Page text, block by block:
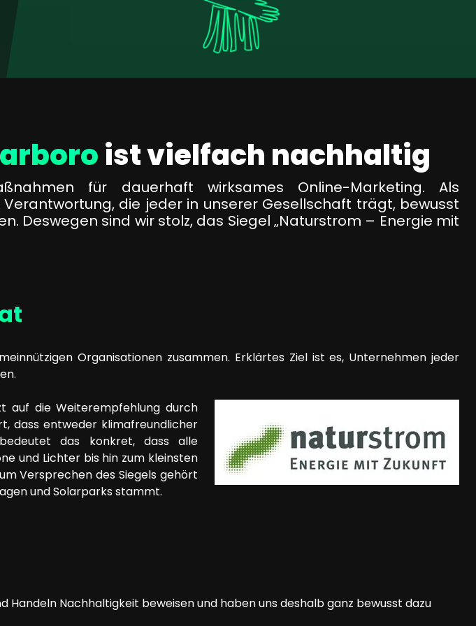
arboroist vielfach nachhaltig
für dauerhaft wirksames Online-Marketing. Als
die jeder in unserer Gesellschaft trägt, bewusst
Deswegen sind wir stolz, das Siegel „Naturstrom – Energie mit
Organisationen zusammen. Erklärtes Ziel ist es, Unternehmen jeder
auf die Weiterempfehlung durch
dass entweder klimafreundlicher
das konkret, dass alle
und Lichter bis hin zum kleinsten
Versprechen des Siegels gehört
und Solarparks stammt.
Nachhaltigkeit beweisen und haben uns deshalb ganz bewusst dazu